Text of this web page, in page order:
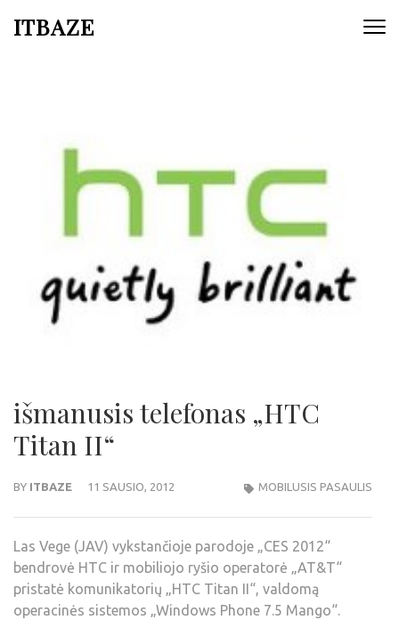
ITBAZE
išmanusis telefonas „HTC
Titan II“
BY ITBAZE 11 SAUSIO, 2012 MOBILUSIS PASAULIS
Las Vege (JAV) vykstančioje parodoje „CES 2012“
bendrovė HTC ir mobiliojo ryšio operatorė „AT&T“
pristatė komunikatorių „HTC Titan II“, valdomą
operacinės sistemos „Windows Phone 7.5 Mango“.